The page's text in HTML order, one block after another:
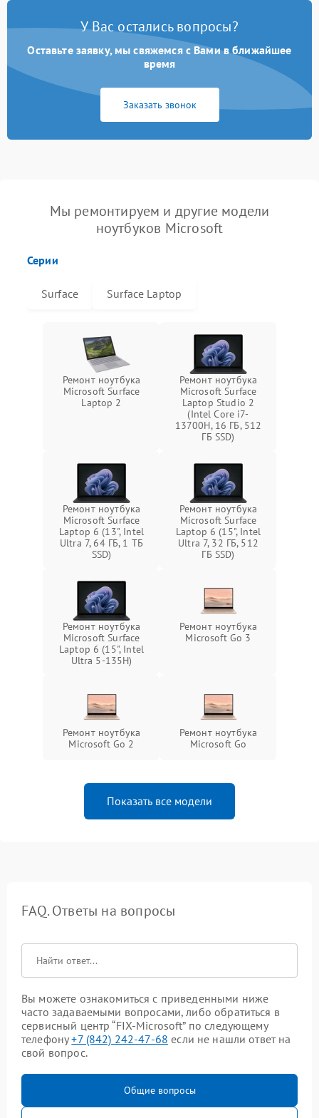
У Вас остались вопросы?
Оставьте заявку, мы свяжемся с Вами в ближайшее
время
Заказать звонок
Мы ремонтируем и другие модели
ноутбуков Microsoft
Серии
Surface Surface Laptop
Ремонт ноутбука
Microsoft Surface
Laptop 2
Ремонт ноутбука
Microsoft Surface
Laptop Studio 2
(Intel Core i7-
13700H, 16 ГБ, 512
ГБ SSD)
Ремонт ноутбука
Microsoft Surface
Laptop 6 (13", Intel
Ultra 7, 64 ГБ, 1 ТБ
SSD)
Ремонт ноутбука
Microsoft Surface
Laptop 6 (15", Intel
Ultra 7, 32 ГБ, 512
ГБ SSD)
Ремонт ноутбука
Microsoft Surface
Laptop 6 (15", Intel
Ultra 5-135H)
Ремонт ноутбука
Microsoft Go 3
Ремонт ноутбука
Microsoft Go 2
Ремонт ноутбука
Microsoft Go
Показать все модели
FAQ. Ответы на вопросы
Вы можете ознакомиться с приведенными ниже
часто задаваемыми вопросами, либо обратиться в
сервисный центр “FIX-Microsoft” по следующему
телефону+7 (842) 242-47-68 если не нашли ответ на
свой вопрос.
Общие вопросы